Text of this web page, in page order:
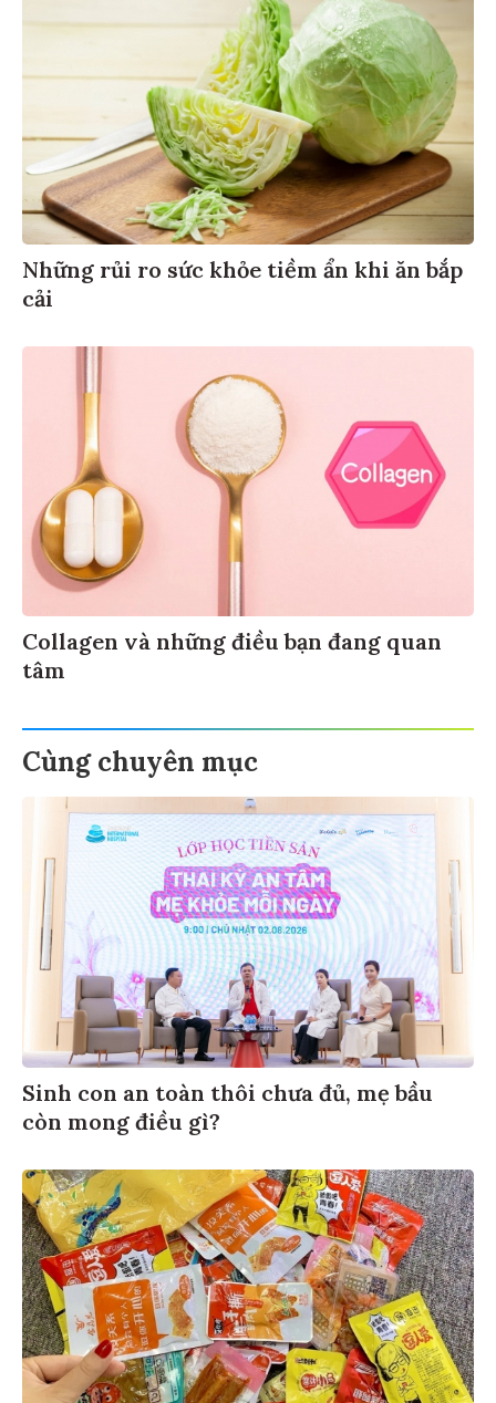
Những rủi ro sức khỏe tiềm ẩn khi ăn bắp
cải
Collagen và những điều bạn đang quan
tâm
Cùng chuyên mục
Sinh con an toàn thôi chưa đủ, mẹ bầu
còn mong điều gì?